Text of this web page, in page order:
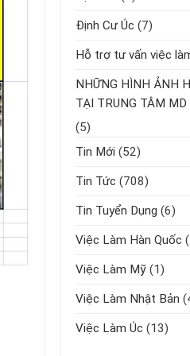
Định Cư Úc (7)
Hỗ trợ tư vấn việc
NHỮNG HÌNH ẢNH
TẠI TRUNG TÂM MD
(5)
Tin Mới (52)
Tin Tức (708)
Tin Tuyển Dụng (6)
Việc Làm Hàn Quốc
Việc Làm Mỹ (1)
Việc Làm Nhật Bản
Việc Làm Úc (13)